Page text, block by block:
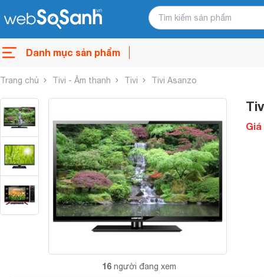
Danh mục sản phẩm
Trang chủ Tivi - Âm thanh Tivi Tivi Asanzo
16 người đang xem
Giá